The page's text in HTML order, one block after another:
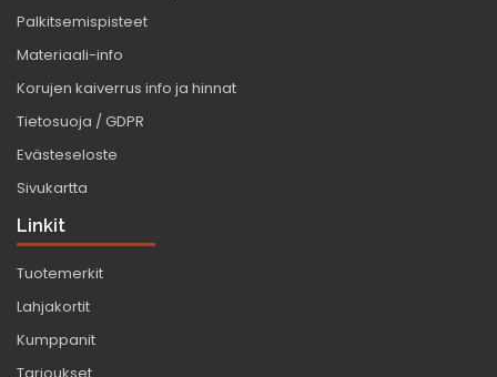
Palkitsemispisteet
Materiaali-info
Korujen kaiverrus info ja hinnat
Tietosuoja / GDPR
Evästeseloste
Sivukartta
Linkit
Tuotemerkit
Lahjakortit
Kumppanit